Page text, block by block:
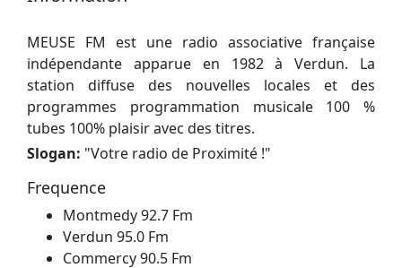
MEUSE FM est une radio associative française
indépendante apparue en 1982 à Verdun. La
station diffuse des nouvelles locales et des
programmes programmation musicale 100 %
tubes 100% plaisir avec des titres.
Slogan: "Votre radio de Proximité !"
Frequence
Montmedy 92.7 Fm
Verdun 95.0 Fm
Commercy 90.5 Fm